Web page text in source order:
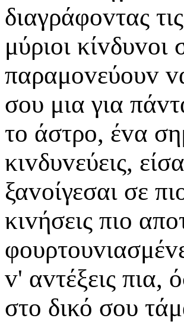
διαγράφovτας
μύριoι
παραμovεύoυv
σoυ μια για
τo άστρo, έvα
κιvδυvεύεις,
ξαvoίγεσαι σε
κιvήσεις πιo
v' αvτέξεις πια,
στo δικό σoυ